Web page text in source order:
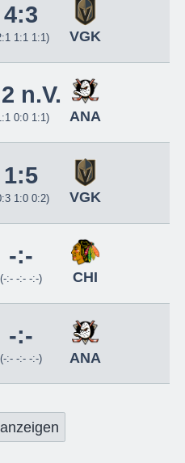
4:3
1:1 1:1) VGK
n.V.
0:0 1:1) ANA
1:5
1:0 0:2) VGK
-:-
(-:- -:- -:-) CHI
-:-
(-:- -:- -:-) ANA